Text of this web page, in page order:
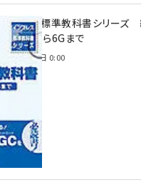
インプレス標準教科書シリー
NSA/SAから6Gまで
2023年4月3日 0:00